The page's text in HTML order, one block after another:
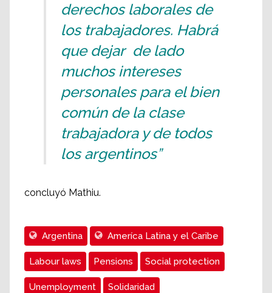
derechos laborales de
los trabajadores. Habrá
que dejar de lado
muchos intereses
personales para el bien
común de la clase
trabajadora y de todos
los argentinos”
concluyó Mathiu.
Argentina Ameríca Latina y el Caribe
Labour laws Pensions Social protection
Unemployment Solidaridad